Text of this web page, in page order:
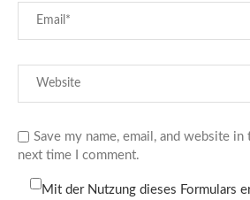
Save my name, email, and website
next time I comment.
Mit der Nutzung dieses Formulars